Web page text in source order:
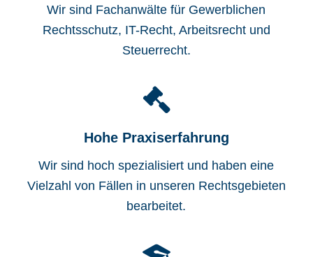
Wir sind Fachanwälte für Gewerblichen
Rechtsschutz, IT-Recht, Arbeitsrecht und
Steuerrecht.
Hohe Praxiserfahrung
Wir sind hoch spezialisiert und haben eine
Vielzahl von Fällen in unseren Rechtsgebieten
bearbeitet.